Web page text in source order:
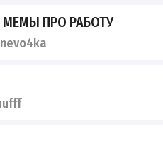
ПРО РАБОТУ